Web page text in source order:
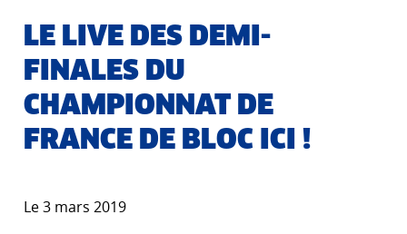
LE LIVE DES DEMI-
FINALES DU
CHAMPIONNAT DE
FRANCE DE BLOC ICI !
Le 3 mars 2019